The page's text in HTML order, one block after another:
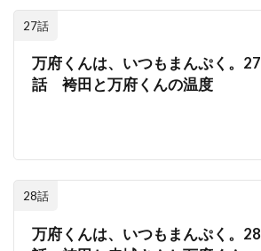
27話
万府くんは、いつもまんぷく。27
話 袴田と万府くんの温度
28話
万府くんは、いつもまんぷく。28